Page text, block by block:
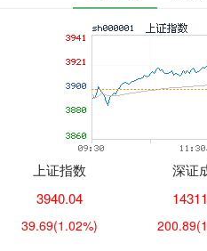
上证指数
3940.04
39.69(1.02%)
深证
200.89